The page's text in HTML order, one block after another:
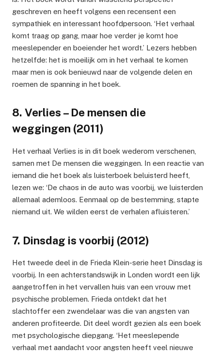
geschreven en heeft volgens een recensent een
sympathiek en interessant hoofdpersoon. ‘Het verhaal
komt traag op gang, maar hoe verder je komt hoe
meeslepender en boeiender het wordt.’ Lezers hebben
hetzelfde: het is moeilijk om in het verhaal te komen
maar men is ook benieuwd naar de volgende delen en
roemen de spanning in het boek.
8. Verlies – De mensen die
weggingen (2011)
Het verhaal Verlies is in dit boek wederom verschenen,
samen met De mensen die weggingen. In een reactie van
iemand die het boek als luisterboek beluisterd heeft,
lezen we: ‘De chaos in de auto was voorbij, we luisterden
allemaal ademloos. Eenmaal op de bestemming, stapte
niemand uit. We wilden eerst de verhalen afluisteren.’
7. Dinsdag is voorbij (2012)
Het tweede deel in de Frieda Klein-serie heet Dinsdag is
voorbij. In een achterstandswijk in Londen wordt een lijk
aangetroffen in het vervallen huis van een vrouw met
psychische problemen. Frieda ontdekt dat het
slachtoffer een zwendelaar was die van angsten van
anderen profiteerde. Dit deel wordt gezien als een boek
met psychologische diepgang. ‘Het meeslepende
verhaal met aandacht voor angsten heeft veel nieuwe